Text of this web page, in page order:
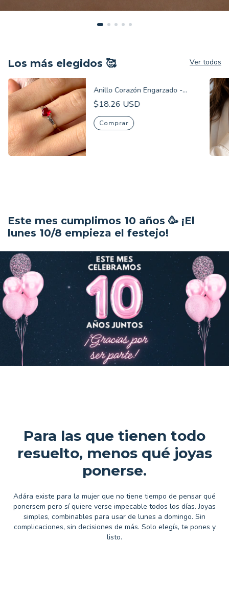
Los más elegidos 🥰 Ver todos
Anillo Corazón Engarzado -
Plata 925
$18.26 USD
Comprar
Este mes cumplimos 10 años 🥳 ¡El
lunes 10/8 empieza el festejo!
Para las que tienen todo
resuelto, menos qué joyas
ponerse.
Adára existe para la mujer que no tiene tiempo de pensar qué
ponersem pero sí quiere verse impecable todos los días. Joyas
simples, combinables para usar de lunes a domingo. Sin
complicaciones, sin decisiones de más. Solo elegís, te pones y
listo.